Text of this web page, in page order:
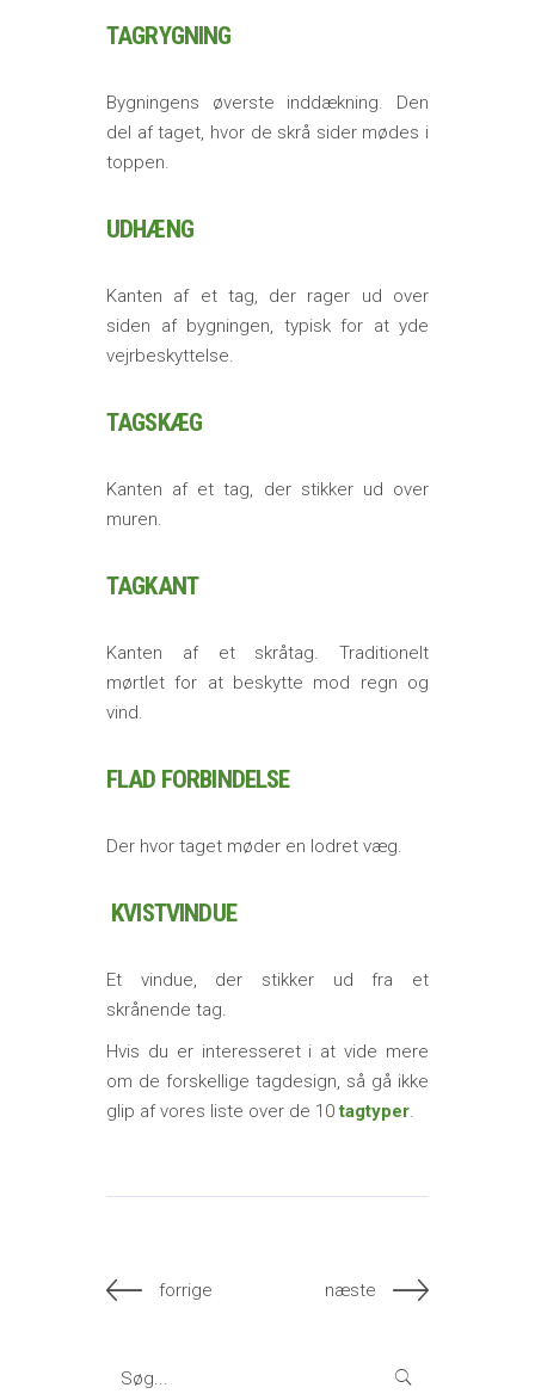
TAGRYGNING
Bygningens øverste inddækning. Den
del af taget, hvor de skrå sider mødes i
toppen.
UDHÆNG
Kanten af et tag, der rager ud over
siden af bygningen, typisk for at yde
vejrbeskyttelse.
TAGSKÆG
Kanten af et tag, der stikker ud over
muren.
TAGKANT
Kanten af et skråtag. Traditionelt
mørtlet for at beskytte mod regn og
vind.
FLAD FORBINDELSE
Der hvor taget møder en lodret væg.
KVISTVINDUE
Et vindue, der stikker ud fra et
skrånende tag.
Hvis du er interesseret i at vide mere
om de forskellige tagdesign, så gå ikke
glip af vores liste over de 10tagtyper.
forrige næste
Search